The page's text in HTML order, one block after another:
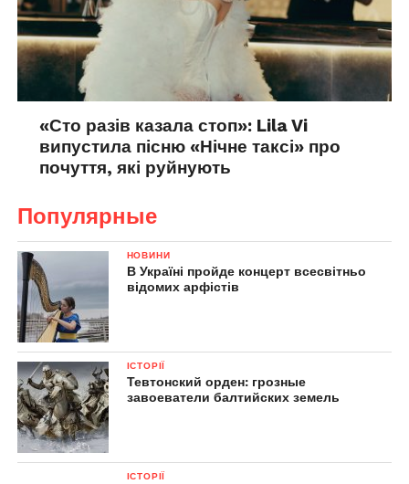
«Сто разів казала стоп»: Lila Vi
випустила пісню «Нічне таксі» про
почуття, які руйнують
Популярные
НОВИНИ
В Україні пройде концерт всесвітньо
відомих арфістів
ІСТОРІЇ
Тевтонский орден: грозные
завоеватели балтийских земель
ІСТОРІЇ